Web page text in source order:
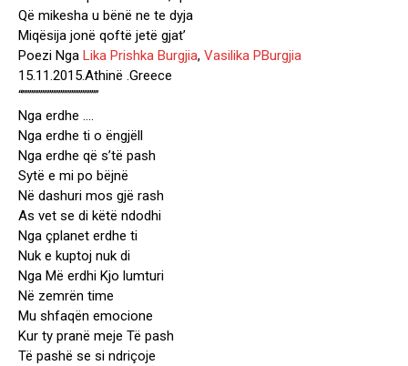
Që mikesha u bënë ne te dyja
Miqësija jonë qoftë jetë gjat’
Poezi Nga Lika Prishka Burgjia, Vasilika PBurgjia
15.11.2015.Athinë .Greece
“”””””””””””””””””””””
Nga erdhe ….
Nga erdhe ti o ëngjëll
Nga erdhe që s’të pash
Sytë e mi po bëjnë
Në dashuri mos gjë rash
As vet se di këtë ndodhi
Nga çplanet erdhe ti
Nuk e kuptoj nuk di
Nga Më erdhi Kjo lumturi
Në zemrën time
Mu shfaqën emocione
Kur ty pranë meje Të pash
Të pashë se si ndriçoje